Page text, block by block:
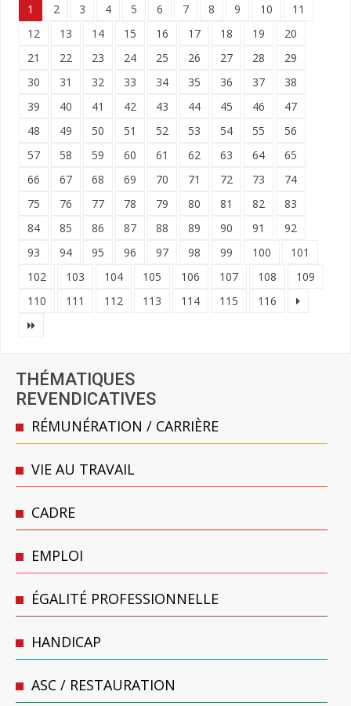
1 2 3 4 5 6 7 8 9 10
11
12
13 14 15 16 17 18 19
20
21
22 23 24 25 26 27 28
29
30
31 32 33 34 35 36 37
38
39
40 41 42 43 44 45 46
47
48
49 50 51 52 53 54 55
56
57
58 59 60 61 62 63 64
65
66
67 68 69 70 71 72 73
74
75
76 77 78 79 80 81 82
83
84
85 86 87 88 89 90 91
92
93
94 95 96 97 98 99 100
101
102
103 104 105 106 107 108
109
110
111 112 113 114 115 116
THÉMATIQUES
REVENDICATIVES
RÉMUNÉRATION / CARRIÈRE
VIE AU TRAVAIL
CADRE
EMPLOI
ÉGALITÉ PROFESSIONNELLE
HANDICAP
ASC / RESTAURATION